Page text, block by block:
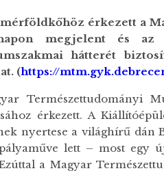
érkezett a
megjelent és az
hátterét
(https://
Természettudományi
érkezett. A
nyertese a világhírű dán
lett – most egy
a Magyar